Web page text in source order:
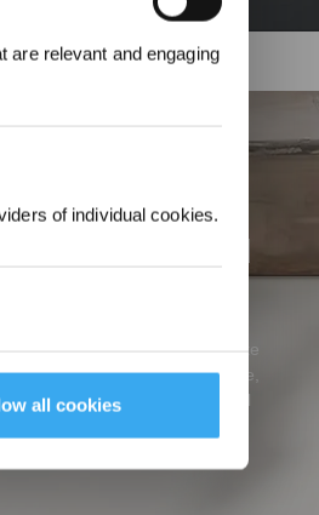
are relevant and engaging
of individual cookies.
all cookies
delle pulizie
potenza ed
sporco grazie alla sua potente
per una facile manutenzione,
un risultato superiore con il
per